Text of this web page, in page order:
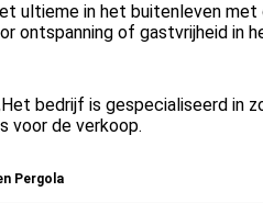
ultieme in het buitenleven
ontspanning of gastvrijheid in
Het bedrijf is gespecialiseerd in
voor de verkoop.
Pergola